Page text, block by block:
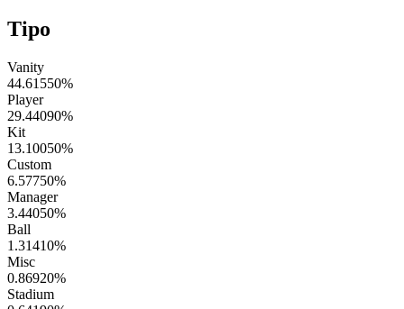
Tipo
Vanity
44.61550%
Player
29.44090%
Kit
13.10050%
Custom
6.57750%
Manager
3.44050%
Ball
1.31410%
Misc
0.86920%
Stadium